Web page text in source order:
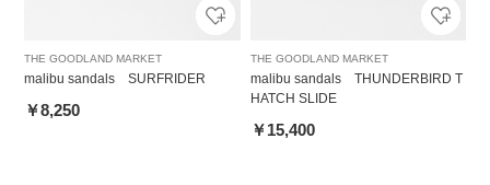
THE GOODLAND MARKET
malibu sandals SURFRIDER
￥8,250
THE GOODLAND MARKET
malibu sandals THUNDERBIRD T
HATCH SLIDE
￥15,400